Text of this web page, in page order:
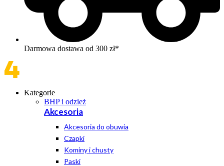
Darmowa dostawa od 300 zł*
Kategorie
BHP i odzież
Akcesoria
Akcesoria do obuwia
Czapki
Kominy i chusty
Paski